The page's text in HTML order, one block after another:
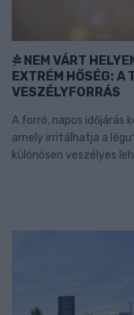
NEM VÁRT
EXTRÉM HŐSÉG: A
VESZÉLYFORRÁS
A forró, napos időjárás
amely irritálhatja a
különösen veszélyes